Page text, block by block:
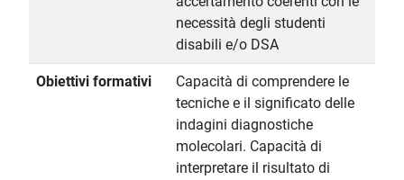
necessità degli studenti
disabili e/o DSA
Obiettivi formativi
Capacità di comprendere le
tecniche e il significato delle
indagini diagnostiche
molecolari. Capacità di
interpretare il risultato di